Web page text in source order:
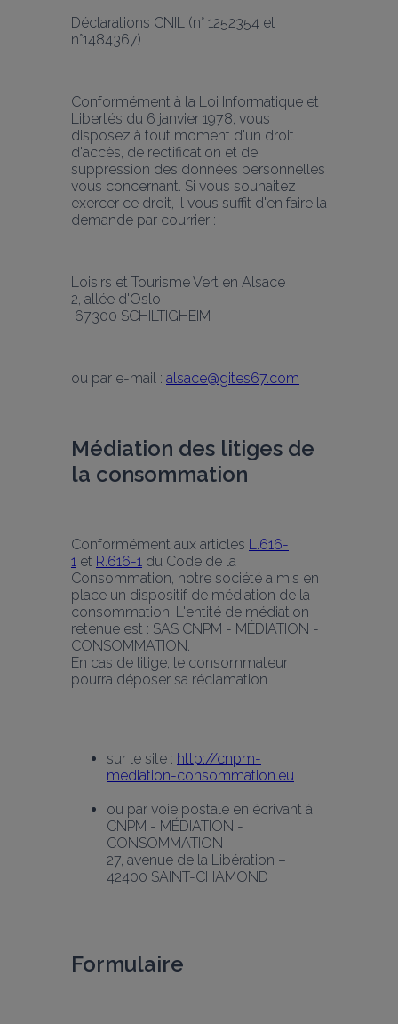
Déclarations CNIL (n° 1252354 et
n°1484367)
Conformément à la Loi Informatique et
Libertés du 6 janvier 1978, vous
disposez à tout moment d'un droit
d'accès, de rectification et de
suppression des données personnelles
vous concernant. Si vous souhaitez
exercer ce droit, il vous suffit d'en faire la
demande par courrier :
Loisirs et Tourisme Vert en Alsace
2, allée d'Oslo
67300 SCHILTIGHEIM
ou par e-mail : alsace@gites67.com
Médiation des litiges de
la consommation
Conformément aux articles L.616-
1 et R.616-1 du Code de la
Consommation, notre société a mis en
place un dispositif de médiation de la
consommation. L'entité de médiation
retenue est : SAS CNPM - MÉDIATION -
CONSOMMATION.
En cas de litige, le consommateur
pourra déposer sa réclamation
sur le site : http://cnpm-
mediation-consommation.eu
ou par voie postale en écrivant à
CNPM - MÉDIATION -
CONSOMMATION
27, avenue de la Libération –
42400 SAINT-CHAMOND
Formulaire